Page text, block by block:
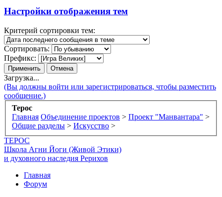
Настройки отображения тем
Критерий сортировки тем:
Сортировать:
Префикс:
Загрузка...
(Вы должны войти или зарегистрироваться, чтобы разместить
сообщение.)
Терос
Главная Объединение проектов > Проект "Манвантара" >
Общие разделы > Искусство >
ТЕРОС
Школа Агни Йоги (Живой Этики)
и духовного наследия Рерихов
Главная
Форум